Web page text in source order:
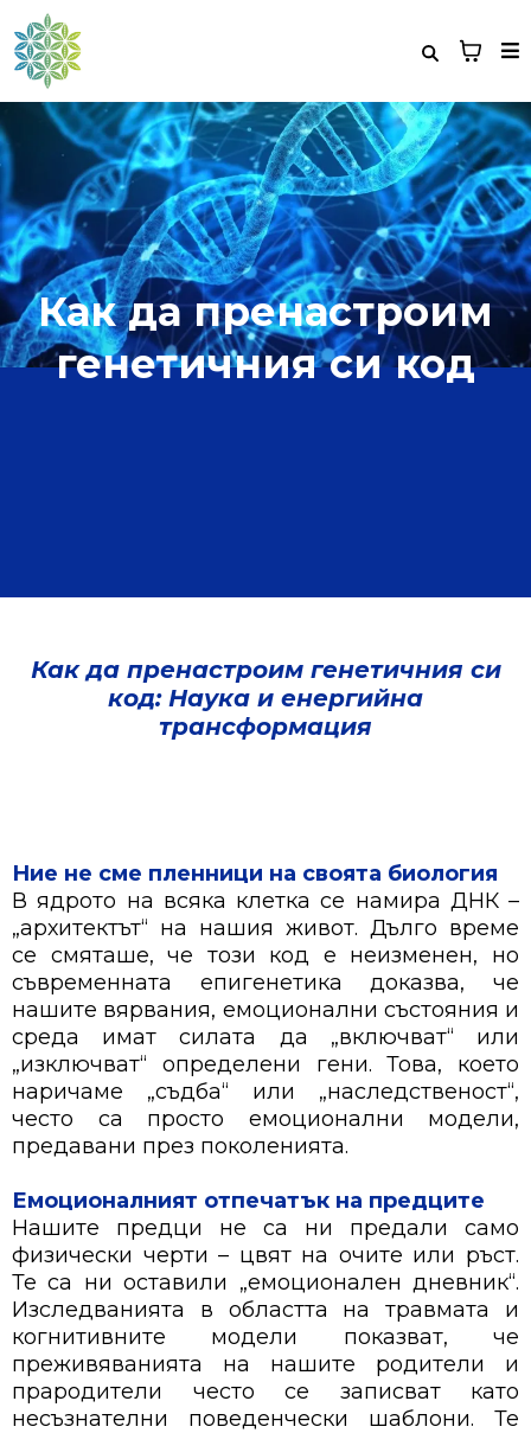
Как да пренастроим
генетичния си код
Как да пренастроим генетичния си
код: Наука и енергийна
трансформация
Ние не сме пленници на своята биология
В ядрото на всяка клетка се намира ДНК –
„архитектът“ на нашия живот. Дълго време
се смяташе, че този код е неизменен, но
съвременната епигенетика доказва, че
нашите вярвания, емоционални състояния и
среда имат силата да „включват“ или
„изключват“ определени гени. Това, което
наричаме „съдба“ или „наследственост“,
често са просто емоционални модели,
предавани през поколенията.
Емоционалният отпечатък на предците
Нашите предци не са ни предали само
физически черти – цвят на очите или ръст.
Те са ни оставили „емоционален дневник“.
Изследванията в областта на травмата и
когнитивните модели показват, че
преживяванията на нашите родители и
прародители често се записват като
несъзнателни поведенчески шаблони. Те